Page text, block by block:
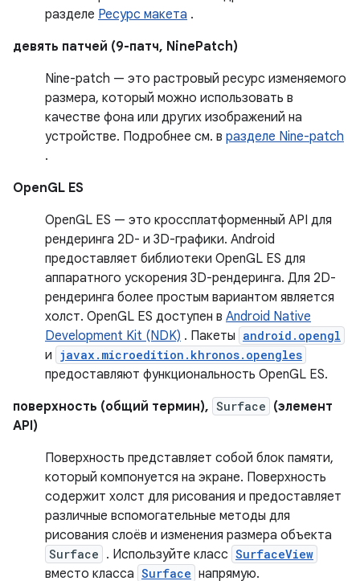
разделе Ресурс макета .
девять патчей (9-патч, NinePatch)
Nine-patch — это растровый ресурс изменяемого
размера, который можно использовать в
качестве фона или других изображений на
устройстве. Подробнее см. в разделе Nine-patch
.
OpenGL ES
OpenGL ES — это кроссплатформенный API для
рендеринга 2D- и 3D-графики. Android
предоставляет библиотеки OpenGL ES для
аппаратного ускорения 3D-рендеринга. Для 2D-
рендеринга более простым вариантом является
холст. OpenGL ES доступен в Android Native
Development Kit (NDK) . Пакеты android.opengl
и javax.microedition.khronos.opengles
предоставляют функциональность OpenGL ES.
поверхность (общий термин), Surface (элемент
API)
Поверхность представляет собой блок памяти,
который компонуется на экране. Поверхность
содержит холст для рисования и предоставляет
различные вспомогательные методы для
рисования слоёв и изменения размера объекта
Surface . Используйте класс SurfaceView
вместо класса Surface напрямую.